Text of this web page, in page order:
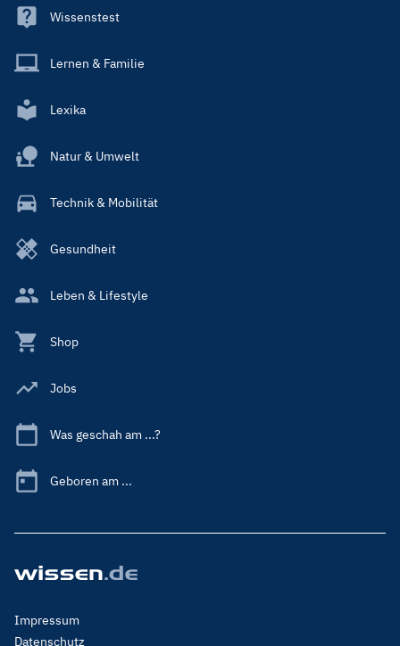
Wissenstest
Lernen & Familie
Lexika
Natur & Umwelt
Technik & Mobilität
Gesundheit
Leben & Lifestyle
Shop
Jobs
Was geschah am ...?
Geboren am ...
Footer
Menu
Impressum
Datenschutz